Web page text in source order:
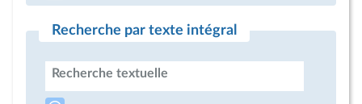
Recherche par texte intégral
Recherche textuelle